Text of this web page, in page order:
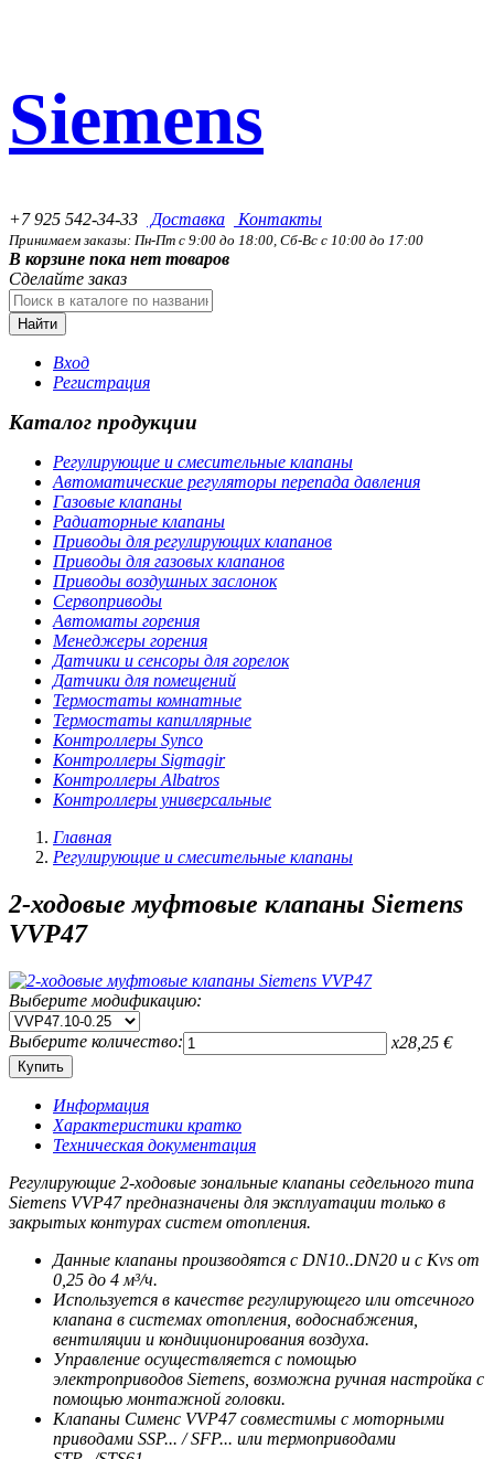
Siemens
+7 925 542-34-33 Доставка Контакты
Принимаем заказы: Пн-Пт с 9:00 до 18:00, Сб-Вс с 10:00 до 17:00
В корзине пока нет товаров
Сделайте заказ
Найти
Вход
Регистрация
Каталог продукции
Регулирующие и смесительные клапаны
Автоматические регуляторы перепада давления
Газовые клапаны
Радиаторные клапаны
Приводы для регулирующих клапанов
Приводы для газовых клапанов
Приводы воздушных заслонок
Сервоприводы
Автоматы горения
Менеджеры горения
Датчики и сенсоры для горелок
Датчики для помещений
Термостаты комнатные
Термостаты капиллярные
Контроллеры Synco
Контроллеры Sigmagir
Контроллеры Albatros
Контроллеры универсальные
Главная
Регулирующие и смесительные клапаны
2-ходовые муфтовые клапаны Siemens
VVP47
Выберите модификацию:
Выберите количество: x28,25 €
Информация
Характеристики кратко
Техническая документация
Регулирующие 2-ходовые зональные клапаны седельного типа
Siemens VVP47 предназначены для эксплуатации только в
закрытых контурах систем отопления.
Данные клапаны производятся с DN10..DN20 и c Kvs от
0,25 до 4 м³/ч.
Используется в качестве регулирующего или отсечного
клапана в системах отопления, водоснабжения,
вентиляции и кондиционирования воздуха.
Управление осуществляется с помощью
электроприводов Siemens, возможна ручная настройка с
помощью монтажной головки.
Клапаны Сименс VVP47 совместимы с моторными
приводами SSP... / SFP... или термоприводами